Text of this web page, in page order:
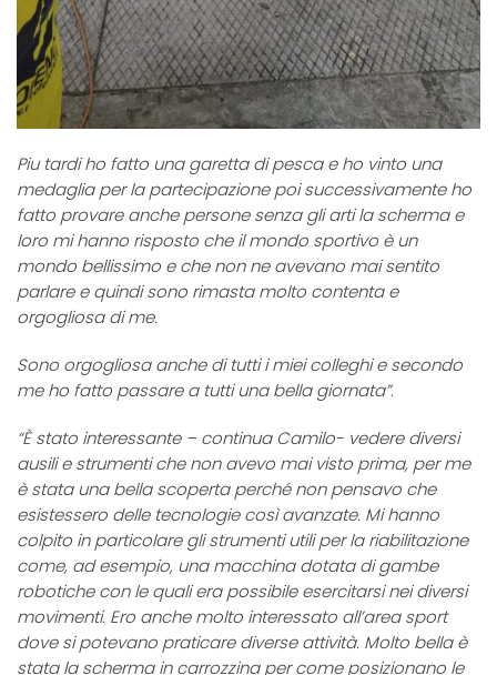
Piu tardi ho fatto una garetta di pesca e ho vinto una
medaglia per la partecipazione poi successivamente ho
fatto provare anche persone senza gli arti la scherma e
loro mi hanno risposto che il mondo sportivo è un
mondo bellissimo e che non ne avevano mai sentito
parlare e quindi sono rimasta molto contenta e
orgogliosa di me.
Sono orgogliosa anche di tutti i miei colleghi e secondo
me ho fatto passare a tutti una bella giornata”.
“Èstato interessante – continua Camilo- vedere diversi
ausili e strumenti che non avevo mai visto prima, per me
è stata una bella scoperta perché non pensavo che
esistessero delle tecnologie così avanzate. Mi hanno
colpito in particolare gli strumenti utili per la riabilitazione
come, ad esempio, una macchina dotata di gambe
robotiche con le quali era possibile esercitarsi nei diversi
movimenti. Ero anche molto interessato all’area sport
dove si potevano praticare diverse attività. Molto bella è
stata la scherma in carrozzina per come posizionano le